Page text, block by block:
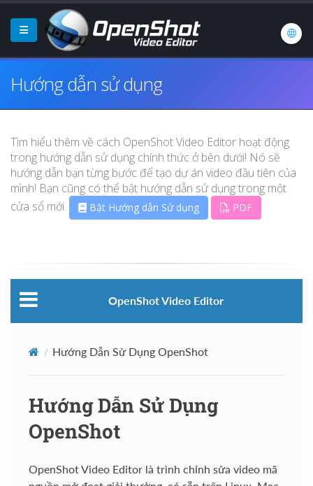
Hướng dẫn sử dụng
Tìm hiểu thêm về cách OpenShot Video Editor hoạt động
trong hướng dẫn sử dụng chính thức ở bên dưới! Nó sẽ
hướng dẫn bạn từng bước để tạo dự án video đầu tiên của
mình! Bạn cũng có thể bật hướng dẫn sử dụng trong một
cửa sổ mới.
Bật Hướng dẫn Sử dụng PDF